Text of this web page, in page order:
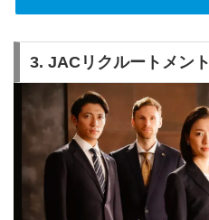
3. JACリクルートメント